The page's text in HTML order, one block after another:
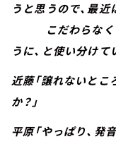
うと思うので、最近
こだわらなくて
うに、と使い分けて
近藤「譲れないとこ
か？」
平原「やっぱり、発